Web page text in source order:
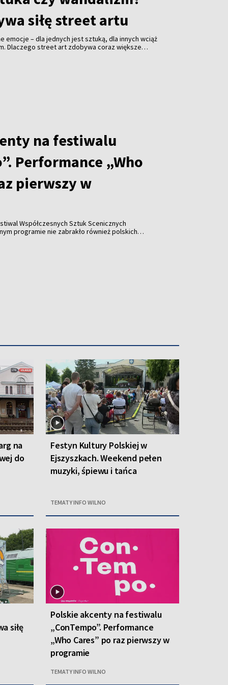
siłę street artu
emocje – dla jednych jest sztuką, dla innych wciąż
Dlaczego street art zdobywa coraz większe
na festiwalu
Performance „Who
pierwszy w
Współczesnych Sztuk Scenicznych
na
do
Festyn Kultury Polskiej w
Ejszyszkach. Weekend pełen
muzyki, śpiewu i tańca
TEMATY INFO WILNO
siłę
Polskie akcenty na festiwalu
„ConTempo”. Performance
„Who Cares” po raz pierwszy w
programie
TEMATY INFO WILNO